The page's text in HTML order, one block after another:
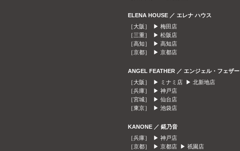
ELENA HOUSE ／ エレナ ハウス
［大阪］ ▶ 梅田店
［三重］ ▶ 松阪店
［高知］ ▶ 高知店
［京都］ ▶ 京都店
ANGEL FEATHER ／ エンジェル・フェザー
［大阪］ ▶
ミナミ店 ▶ 北新地店
［兵庫］ ▶ 神戸店
［宮城］ ▶ 仙台店
［東京］ ▶ 池袋店
KANONE ／ 錵乃音
［兵庫］ ▶ 神戸店
［京都］ ▶ 京都店 ▶ 祇園店